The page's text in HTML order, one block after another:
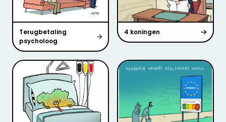
Terugbetaling
psycholoog
4 koningen